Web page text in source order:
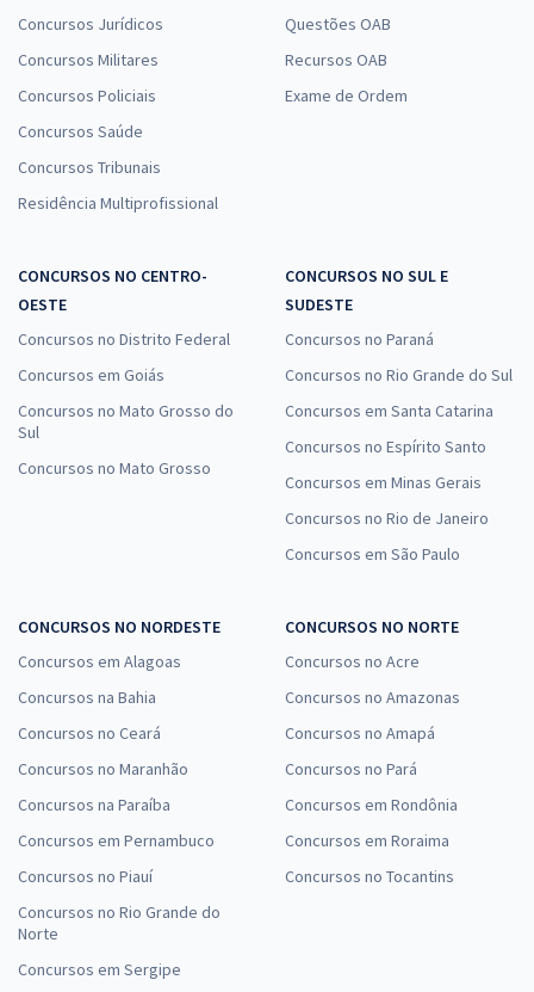
Concursos Jurídicos
Concursos Militares
Concursos Policiais
Concursos Saúde
Concursos Tribunais
Residência Multiprofissional
Questões OAB
Recursos OAB
Exame de Ordem
CONCURSOS NO CENTRO-
OESTE
Concursos no Distrito Federal
Concursos em Goiás
Concursos no Mato Grosso do
Sul
Concursos no Mato Grosso
CONCURSOS NO SUL E
SUDESTE
Concursos no Paraná
Concursos no Rio Grande do Sul
Concursos em Santa Catarina
Concursos no Espírito Santo
Concursos em Minas Gerais
Concursos no Rio de Janeiro
Concursos em São Paulo
CONCURSOS NO NORDESTE
Concursos em Alagoas
Concursos na Bahia
Concursos no Ceará
Concursos no Maranhão
Concursos na Paraíba
Concursos em Pernambuco
Concursos no Piauí
Concursos no Rio Grande do
Norte
Concursos em Sergipe
CONCURSOS NO NORTE
Concursos no Acre
Concursos no Amazonas
Concursos no Amapá
Concursos no Pará
Concursos em Rondônia
Concursos em Roraima
Concursos no Tocantins